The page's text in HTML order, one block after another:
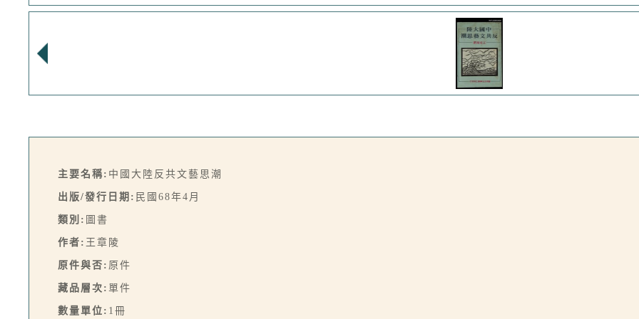
主要名稱: 中國大陸反共文藝思潮
出版/發行日期: 民國68年4月
類別: 圖書
作者: 王章陵
原件與否: 原件
藏品層次: 單件
數量單位: 1冊